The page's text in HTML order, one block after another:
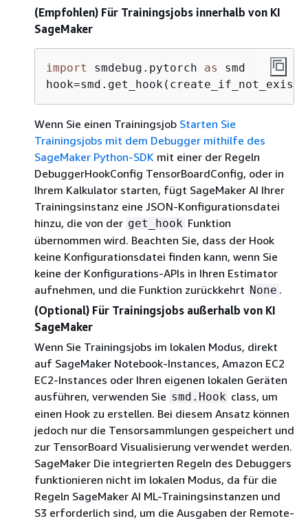
(Empfohlen) Für Trainingsjobs innerhalb von KI
SageMaker
import smdebug.pytorch as
smd
Wenn Sie einen Trainingsjob Starten Sie
Trainingsjobs mit dem Debugger mithilfe des
SageMaker Python-SDK mit einer der Regeln
DebuggerHookConfig TensorBoardConfig, oder in
Ihrem Kalkulator starten, fügt SageMaker AI Ihrer
Trainingsinstanz eine JSON-Konfigurationsdatei
hinzu, die von der get_hook Funktion
übernommen wird. Beachten Sie, dass der Hook
keine Konfigurationsdatei finden kann, wenn Sie
keine der Konfigurations-APIs in Ihren Estimator
aufnehmen, und die Funktion zurückkehrt None .
(Optional) Für Trainingsjobs außerhalb von KI
SageMaker
Wenn Sie Trainingsjobs im lokalen Modus, direkt
auf SageMaker Notebook-Instances, Amazon EC2
EC2-Instances oder Ihren eigenen lokalen Geräten
ausführen, verwenden Sie smd.Hook class, um
einen Hook zu erstellen. Bei diesem Ansatz können
jedoch nur die Tensorsammlungen gespeichert und
zur TensorBoard Visualisierung verwendet werden.
SageMaker Die integrierten Regeln des Debuggers
funktionieren nicht im lokalen Modus, da für die
Regeln SageMaker AI ML-Trainingsinstanzen und
S3 erforderlich sind, um die Ausgaben der Remote-